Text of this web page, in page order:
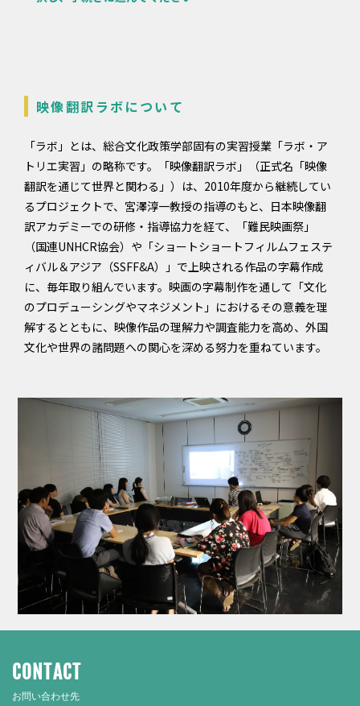
映像翻訳ラボについて
「ラボ」とは、総合文化政策学部固有の実習授業「ラボ・ア
トリエ実習」の略称です。「映像翻訳ラボ」（正式名「映像
翻訳を通じて世界と関わる」）は、2010年度から継続してい
るプロジェクトで、宮澤淳一教授の指導のもと、日本映像翻
訳アカデミーでの研修・指導協力を経て、「難民映画祭」
（国連UNHCR協会）や「ショートショートフィルムフェステ
ィバル＆アジア（SSFF&A）」で上映される作品の字幕作成
に、毎年取り組んでいます。映画の字幕制作を通して「文化
のプロデューシングやマネジメント」におけるその意義を理
解するとともに、映像作品の理解力や調査能力を高め、外国
文化や世界の諸問題への関心を深める努力を重ねています。
CONTACT
お問い合わせ先